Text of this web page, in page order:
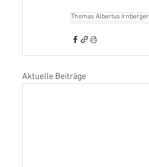
Thomas Albertus Irnberger
Aktuelle Beiträge